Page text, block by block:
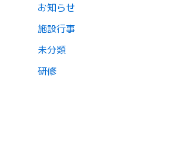
お知らせ
施設行事
未分類
研修